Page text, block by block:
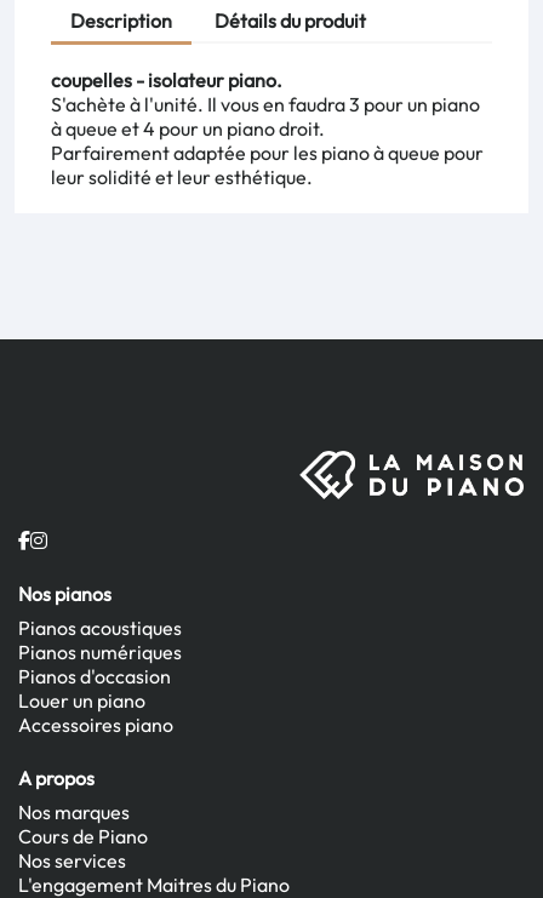
Description Détails du produit
coupelles - isolateur piano.
S'achète à l'unité. Il vous en faudra 3 pour un piano
à queue et 4 pour un piano droit.
Parfairement adaptée pour les piano à queue pour
leur solidité et leur esthétique.
Nos pianos
Pianos acoustiques
Pianos numériques
Pianos d'occasion
Louer un piano
Accessoires piano
A propos
Nos marques
Cours de Piano
Nos services
L'engagement Maitres du Piano